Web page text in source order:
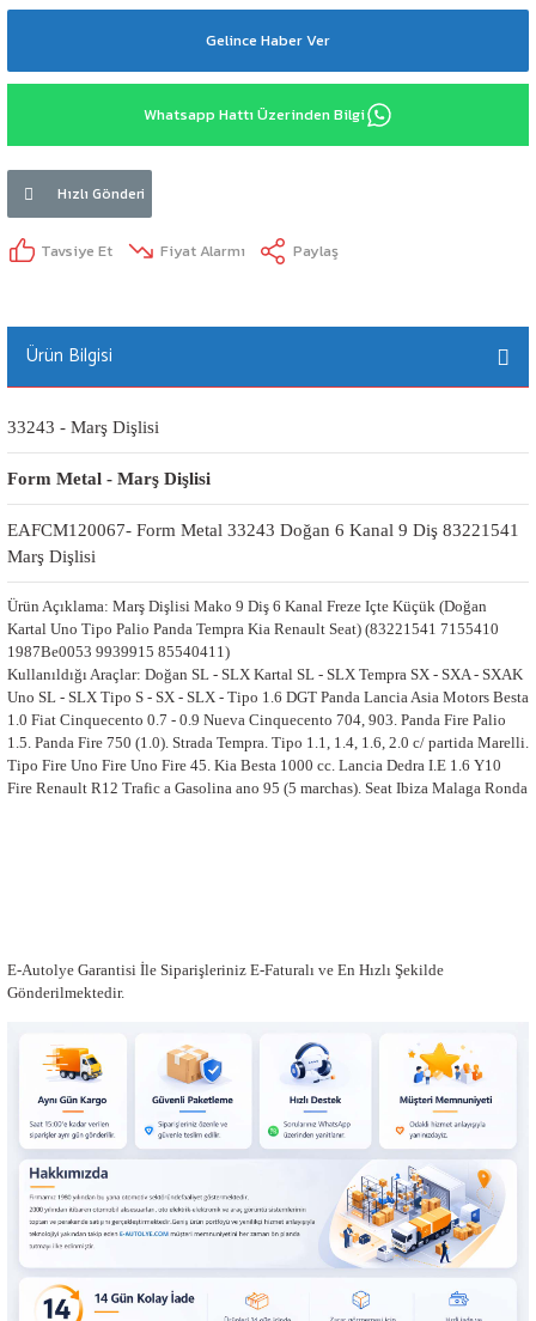
Gelince Haber Ver
Whatsapp Hattı Üzerinden Bilgi
Hızlı Gönderi
Tavsiye Et Fiyat Alarmı Paylaş
Ürün Bilgisi
33243 - Marş Dişlisi
Form Metal - Marş Dişlisi
EAFCM120067- Form Metal 33243 Doğan 6 Kanal 9 Diş 83221541
Marş Dişlisi
Ürün Açıklama: Marş Dişlisi Mako 9 Diş 6 Kanal Freze Içte Küçük (Doğan
Kartal Uno Tipo Palio Panda Tempra Kia Renault Seat) (83221541 7155410
1987Be0053 9939915 85540411)
Kullanıldığı Araçlar: Doğan SL - SLX Kartal SL - SLX Tempra SX - SXA - SXAK
Uno SL - SLX Tipo S - SX - SLX - Tipo 1.6 DGT Panda Lancia Asia Motors Besta
1.0 Fiat Cinquecento 0.7 - 0.9 Nueva Cinquecento 704, 903. Panda Fire Palio
1.5. Panda Fire 750 (1.0). Strada Tempra. Tipo 1.1, 1.4, 1.6, 2.0 c/ partida Marelli.
Tipo Fire Uno Fire Uno Fire 45. Kia Besta 1000 cc. Lancia Dedra I.E 1.6 Y10
Fire Renault R12 Trafic a Gasolina ano 95 (5 marchas). Seat Ibiza Malaga Ronda
E-Autolye Garantisi İle Siparişleriniz E-Faturalı ve En Hızlı Şekilde
Gönderilmektedir.